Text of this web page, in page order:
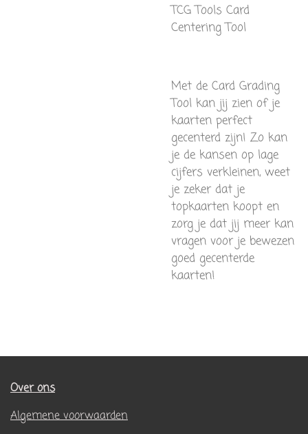
TCG Tools Card
Centering Tool
Met de Card Grading
Tool kan jij zien of je
kaarten perfect
gecenterd zijn! Zo kan
je de kansen op lage
cijfers verkleinen, weet
je zeker dat je
topkaarten koopt en
zorg je dat jij meer kan
vragen voor je bewezen
goed gecenterde
kaarten!
Over ons
Algemene voorwaarden